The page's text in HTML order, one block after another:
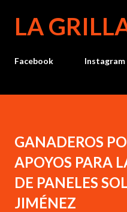
LA
Facebook Instagram
GANADEROS
APOYOS PARA
DE PANELES
JIMÉNEZ